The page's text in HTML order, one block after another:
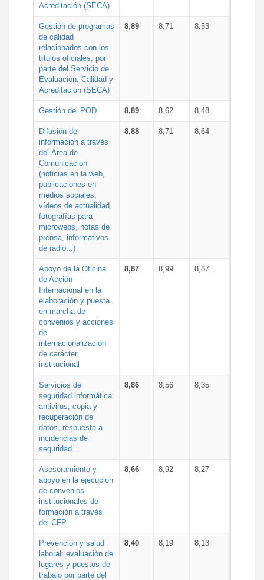
Acreditación (SECA)
Gestión de programas
de calidad
relacionados con los
títulos oficiales, por
parte del Servicio de
Evaluación, Calidad y
Acreditación (SECA)
8,89 8,71 8,53
Gestión del POD 8,89 8,62 8,48
Difusión de
información a través
del Área de
Comunicación
(noticias en la web,
publicaciones en
medios sociales,
vídeos de actualidad,
fotografías para
microwebs, notas de
prensa, informativos
de radio...)
8,88 8,71 8,64
Apoyo de la Oficina
de Acción
Internacional en la
elaboración y puesta
en marcha de
convenios y acciones
de
internacionalización
de carácter
institucional
8,87 8,99 8,87
Servicios de
seguridad informática:
antivirus, copia y
recuperación de
datos, respuesta a
incidencias de
seguridad...
8,86 8,56 8,35
Asesoramiento y
apoyo en la ejecución
de convenios
institucionales de
formación a través
del CFP
8,66 8,92 8,27
Prevención y salud
laboral: evaluación de
lugares y puestos de
trabajo por parte del
8,40 8,19 8,13